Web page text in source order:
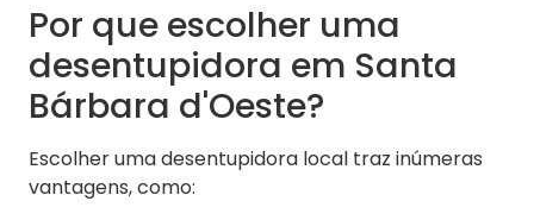
Por que escolher uma
desentupidora em Santa
Bárbara d'Oeste?
Escolher uma desentupidora local traz inúmeras
vantagens, como: